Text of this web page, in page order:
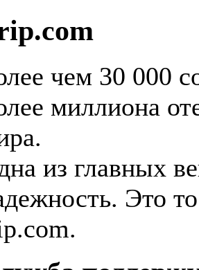
чем 30 000
миллиона
из главных
Это